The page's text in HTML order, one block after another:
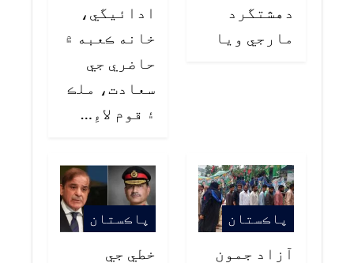
دهشتگرد
مارجي ويا
ادائيگي،
خانه ڪعبه ۾
حاضري جي
سعادت، ملڪ
۽ قوم لاءِ…
پاڪستان
آزاد جمون
پاڪستان
خطي جي